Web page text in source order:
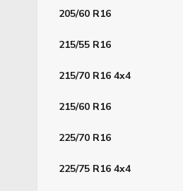
205/60 R16
215/55 R16
215/70 R16 4x4
215/60 R16
225/70 R16
225/75 R16 4x4